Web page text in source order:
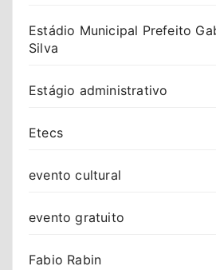
Estádio Municipal Prefeito
Silva
Estágio administrativo
Etecs
evento cultural
evento gratuito
Fabio Rabin